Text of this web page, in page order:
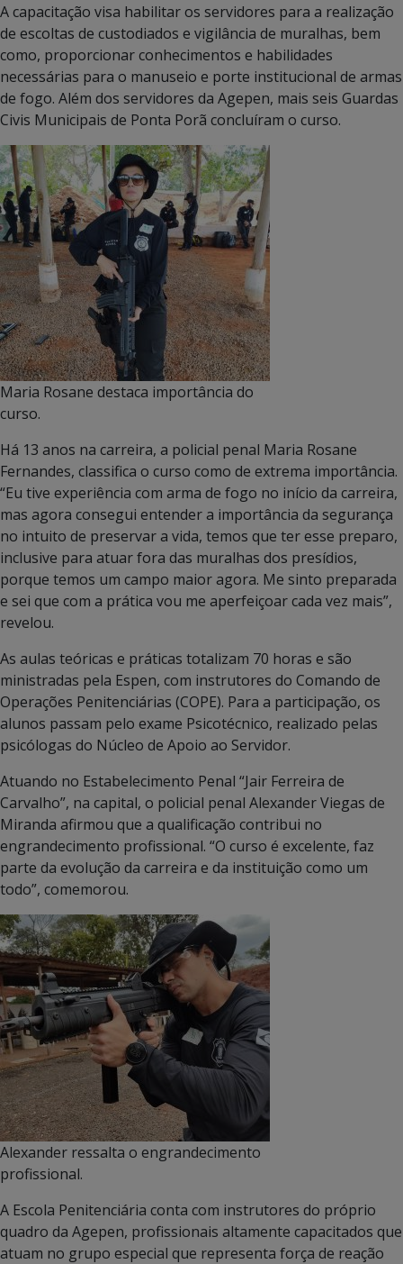
A capacitação visa habilitar os servidores para a realização
de escoltas de custodiados e vigilância de muralhas, bem
como, proporcionar conhecimentos e habilidades
necessárias para o manuseio e porte institucional de armas
de fogo. Além dos servidores da Agepen, mais seis Guardas
Civis Municipais de Ponta Porã concluíram o curso.
Maria Rosane destaca importância do
curso.
Há 13 anos na carreira, a policial penal Maria Rosane
Fernandes, classifica o curso como de extrema importância.
“Eu tive experiência com arma de fogo no início da carreira,
mas agora consegui entender a importância da segurança
no intuito de preservar a vida, temos que ter esse preparo,
inclusive para atuar fora das muralhas dos presídios,
porque temos um campo maior agora. Me sinto preparada
e sei que com a prática vou me aperfeiçoar cada vez mais”,
revelou.
As aulas teóricas e práticas totalizam 70 horas e são
ministradas pela Espen, com instrutores do Comando de
Operações Penitenciárias (COPE). Para a participação, os
alunos passam pelo exame Psicotécnico, realizado pelas
psicólogas do Núcleo de Apoio ao Servidor.
Atuando no Estabelecimento Penal “Jair Ferreira de
Carvalho”, na capital, o policial penal Alexander Viegas de
Miranda afirmou que a qualificação contribui no
engrandecimento profissional. “O curso é excelente, faz
parte da evolução da carreira e da instituição como um
todo”, comemorou.
Alexander ressalta o engrandecimento
profissional.
A Escola Penitenciária conta com instrutores do próprio
quadro da Agepen, profissionais altamente capacitados que
atuam no grupo especial que representa força de reação